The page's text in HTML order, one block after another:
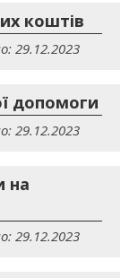
коштів
29.12.2023
допомоги
29.12.2023
на
29.12.2023